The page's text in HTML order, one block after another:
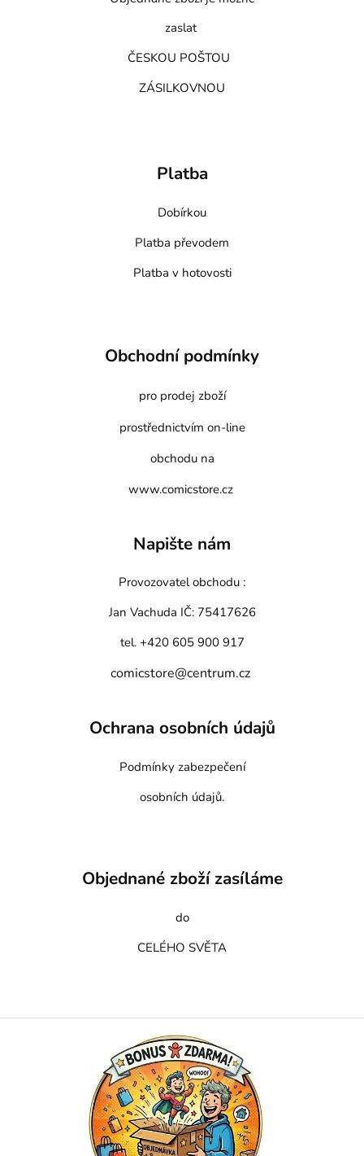
zaslat
ČESKOU POŠTOU
ZÁSILKOVNOU
Platba
Dobírkou
Platba převodem
Platba v hotovosti
Obchodní podmínky
pro prodej zboží
prostřednictvím on-line
obchodu na
www.comicstore.cz
Napište nám
Provozovatel obchodu :
Jan Vachuda IČ: 75417626
tel. +420 605 900 917
comicstore@centrum.cz
Ochrana osobních údajů
Podmínky zabezpečení
osobních údajů.
Objednané zboží zasíláme
do
CELÉHO SVĚTA